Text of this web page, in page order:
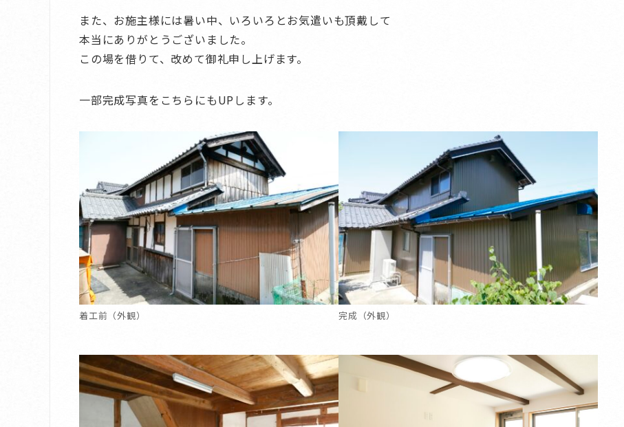
また、お施主様には暑い中、いろいろとお気遣いも頂戴して
本当にありがとうございました。
この場を借りて、改めて御礼申し上げます。
一部完成写真をこちらにもUPします。
着工前（外観） 完成（外観）